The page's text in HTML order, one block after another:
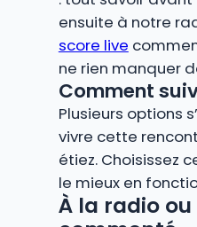
ensuite à notre
score live
ne rien manquer
Comment
Plusieurs options
vivre cette
étiez. Choisissez
le mieux en
À la radio